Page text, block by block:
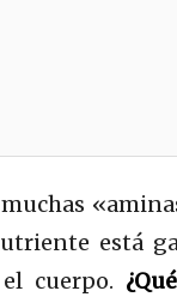
está
cuerpo.